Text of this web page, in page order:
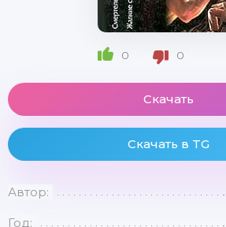
0 0
Скачать
Скачать в TG
Автор:
Год: